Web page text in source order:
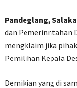
Pandeglang,
dan Pemerinntahan
mengklaim jika
Pemilihan Kepala
Demikian yang di